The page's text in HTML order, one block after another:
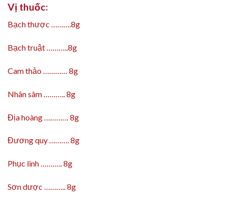
Vị thuốc:
Bạch thược ……….8g
Bạch truật ………..8g
Cam thảo ………… 8g
Nhân sâm ……….. 8g
Địa hoàng ………… 8g
Đương quy ………. 8g
Phục linh ……….. 8g
Sơn dược ……….. 8g